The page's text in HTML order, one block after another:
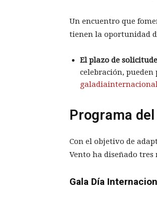
Un encuentro que
tienen la oportunidad
El plazo de
celebración, pueden
Programa
Con el objetivo de
Vento ha diseñado
Gala Día